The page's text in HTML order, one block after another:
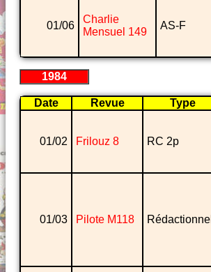
01/06
Charlie
Mensuel 149
AS-F
1984
Date Revue Type
01/02 Frilouz 8 RC 2p
01/03 Pilote M118 Rédactionnel